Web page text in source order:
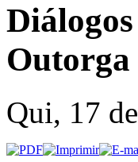
Outorga
Qui, 17